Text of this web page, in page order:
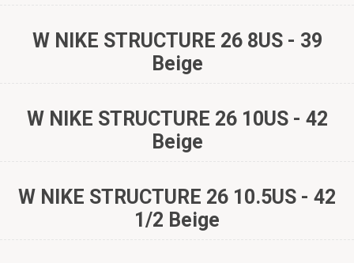
W NIKE STRUCTURE 26 8US - 39
Beige
W NIKE STRUCTURE 26 10US - 42
Beige
W NIKE STRUCTURE 26 10.5US - 42
1/2 Beige